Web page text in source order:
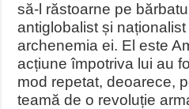
să-l răstoarne pe
antiglobalist și
archenemia ei. El este
acțiune împotriva lui au
mod repetat, deoarece,
teamă de o revoluție